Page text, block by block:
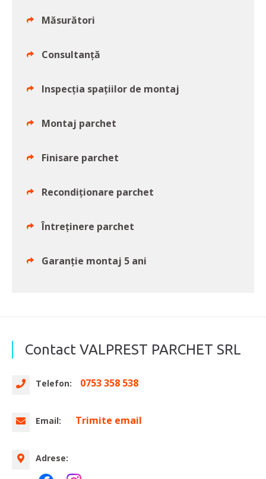
Măsurători
Consultanță
Inspecția spațiilor de montaj
Montaj parchet
Finisare parchet
Recondiționare parchet
Întreținere parchet
Garanție montaj 5 ani
Contact VALPREST PARCHET SRL
Telefon: 0753 358 538
Email: Trimite email
Adrese: